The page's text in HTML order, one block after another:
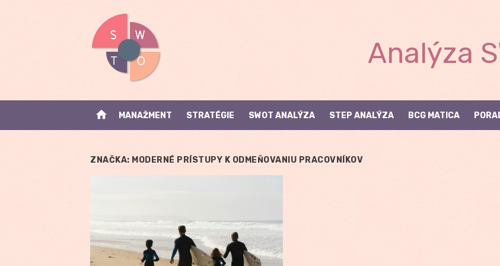
Analýza
home MANAŽMENT STRATÉGIE SWOT ANALÝZA STEP ANALÝZA BCG MATICA
ZNAČKA: MODERNÉ PRÍSTUPY K ODMEŇOVANIU PRACOVNÍKOV